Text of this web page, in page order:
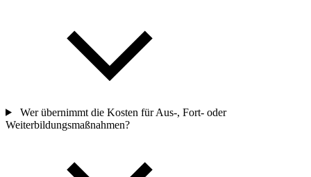
Wer übernimmt die Kosten für Aus-, Fort- oder
Weiterbildungsmaßnahmen?